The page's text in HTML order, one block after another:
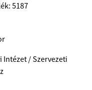
5187
Intézet / Szervezeti